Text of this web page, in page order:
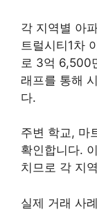
각 지역별 아
트럴시티1차
로 3억 6,500
래프를 통해
다.
주변 학교, 마
확인합니다.
치므로 각 지
실제 거래 사